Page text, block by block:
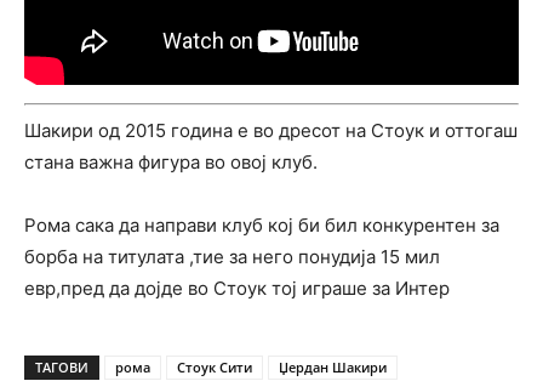
Шакири од 2015 година е во дресот на Стоук и оттогаш
стана важна фигура во овој клуб.
Рома сака да направи клуб кој би бил конкурентен за
борба на титулата ,тие за него понудија 15 мил
евр,пред да дојде во Стоук тој играше за Интер
ТАГОВИ рома Стоук Сити Џердан Шакири